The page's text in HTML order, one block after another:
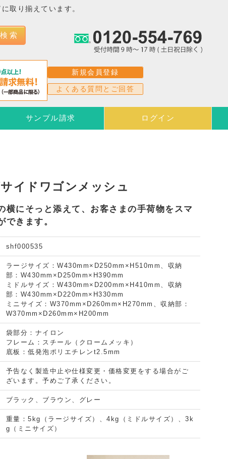
取り揃えています。
検 索
新規会員登録
よくある質問とご回答
サンプル請求 ログイン
イドワゴンメッシュ
横にそっと添えて、お客さまの手荷物をスマ
できます。
shf000535
ラージサイズ：W430mm×D250mm×H510mm、収納
部：W430mm×D250mm×H390mm
ミドルサイズ：W430mm×D200mm×H410mm、収納
部：W430mm×D220mm×H330mm
ミニサイズ：W370mm×D260mm×H270mm、収納部：
W370mm×D260mm×H200mm
袋部分：ナイロン
フレーム：スチール（クロームメッキ）
底板：低発泡ポリエチレンt2.5mm
予告なく製造中止や仕様変更・価格変更をする場合がご
ざいます。予めご了承ください。
ブラック、ブラウン、グレー
重量：5kg（ラージサイズ）、4kg（ミドルサイズ）、3k
g（ミニサイズ）